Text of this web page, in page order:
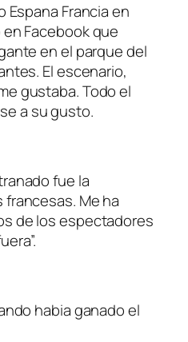
Espana Francia en
Facebook que
en el parque del
El escenario,
gustaba. Todo el
a su gusto.
fue la
Me ha
de los espectadores
habia ganado el